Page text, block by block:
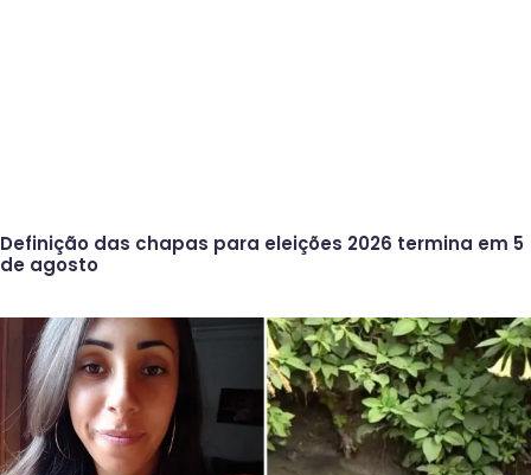
Definição das chapas para eleições 2026 termina em 5
de agosto